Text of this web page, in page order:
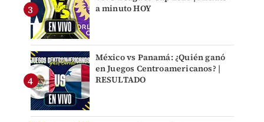
a minuto HOY
México vs Panamá: ¿Quién ganó
en Juegos Centroamericanos? |
RESULTADO